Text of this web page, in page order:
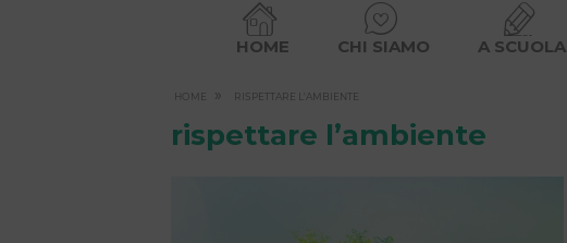
HOME CHI SIAMO A SCUOLA
HOME » RISPETTARE L'AMBIENTE
rispettare l’ambiente